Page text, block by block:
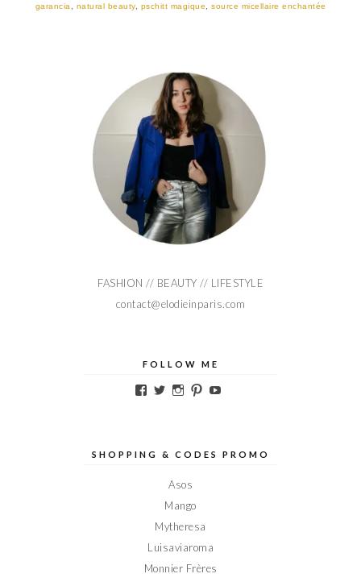
garancia
natural beauty, pschitt magique source micellaire enchantée
FASHION // BEAUTY // LIFESTYLE
contact@elodieinparis.com
FOLLOW ME
Voir
sur
Voir
sur
Voir
sur
Voir
sur sur
SHOPPING & CODES PROMO
Asos
Mango
Mytheresa
Luisaviaroma
Monnier Frères